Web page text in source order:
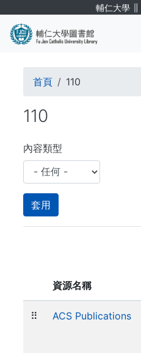
輔仁大學 ∥
導
連
結
首頁 110
110
內容類型
資源名稱
⠿ ACS Publications